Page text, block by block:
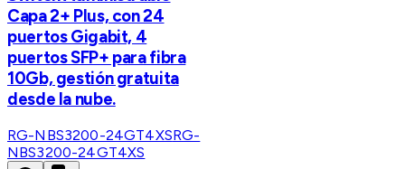
Capa 2+ Plus, con 24
puertos Gigabit, 4
puertos SFP+ para fibra
10Gb, gestión gratuita
desde la nube.
RG-NBS3200-24GT4XSRG-
NBS3200-24GT4XS